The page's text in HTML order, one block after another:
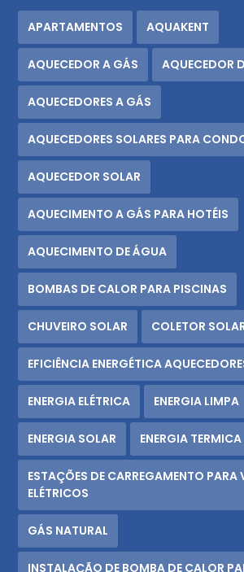
APARTAMENTOS AQUAKENT
AQUECEDOR A GÁS AQUECEDOR
AQUECEDORES A GÁS
AQUECEDORES SOLARES PARA
AQUECEDOR SOLAR
AQUECIMENTO A GÁS PARA HOTÉIS
AQUECIMENTO DE ÁGUA
BOMBAS DE CALOR PARA PISCINAS
CHUVEIRO SOLAR COLETOR
EFICIÊNCIA ENERGÉTICA
ENERGIA ELÉTRICA ENERGIA LIMPA
ENERGIA SOLAR ENERGIA TERMICA
ESTAÇÕES DE CARREGAMENTO PARA
ELÉTRICOS
GÁS NATURAL
INSTALAÇÃO DE BOMBA DE CALOR